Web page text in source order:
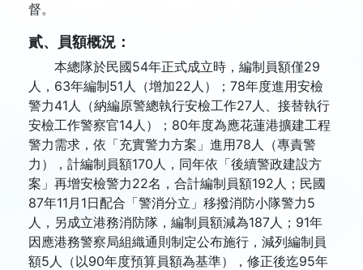
督。
貳、員額概況：
本總隊於民國54年正式成立時，編制員額僅29
人，63年編制51人（增加22人）；78年度進用安檢
警力41人（納編原警總執行安檢工作27人、接替執行
安檢工作警察官14人）；80年度為應花蓮港擴建工程
警力需求，依「充實警力方案」進用78人（專責警
力），計編制員額170人，同年依「後續警政建設方
案」再增安檢警力22名，合計編制員額192人；民國
87年11月1日配合「警消分立」移撥消防小隊警力5
人，另成立港務消防隊，編制員額減為187人；91年
因應港務警察局組織通則制定公布施行，減列編制員
額5人（以90年度預算員額為基準），修正後迄95年